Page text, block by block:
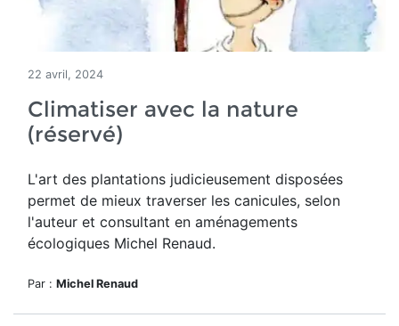
22 avril, 2024
Climatiser avec la nature
(réservé)
L'art des plantations judicieusement disposées
permet de mieux traverser les canicules, selon
l'auteur et consultant en aménagements
écologiques Michel Renaud.
Par : Michel Renaud